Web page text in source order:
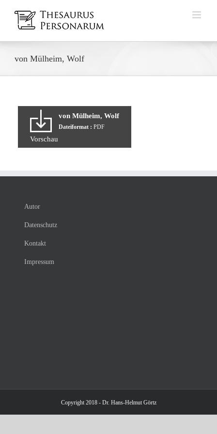
Inhalt
springen
von Mülheim, Wolf
von Mülheim, Wolf
Dateiformat : PDF
Vorschau
Autor
Datenschutz
Kontakt
Impressum
Copyright 2018 - Dr. Hans-Helmut Görtz